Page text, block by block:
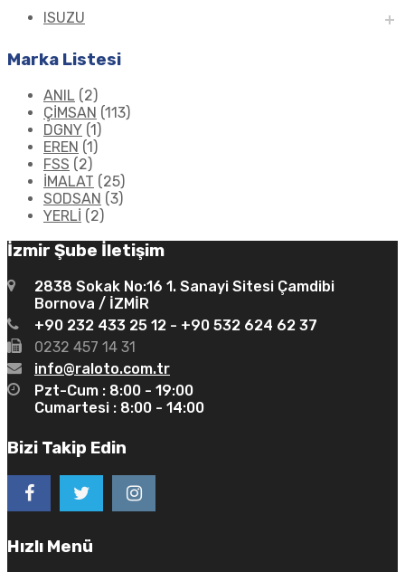
ISUZU
Marka Listesi
ANIL (2)
ÇİMSAN (113)
DGNY (1)
EREN (1)
FSS (2)
İMALAT (25)
SODSAN (3)
YERLİ (2)
İzmir Şube İletişim
2838 Sokak No:16 1. Sanayi Sitesi Çamdibi
Bornova / İZMİR
+90 232 433 25 12 - +90 532 624 62 37
0232 457 14 31
info@raloto.com.tr
Pzt-Cum : 8:00 - 19:00
Cumartesi : 8:00 - 14:00
Bizi Takip Edin
Hızlı Menü